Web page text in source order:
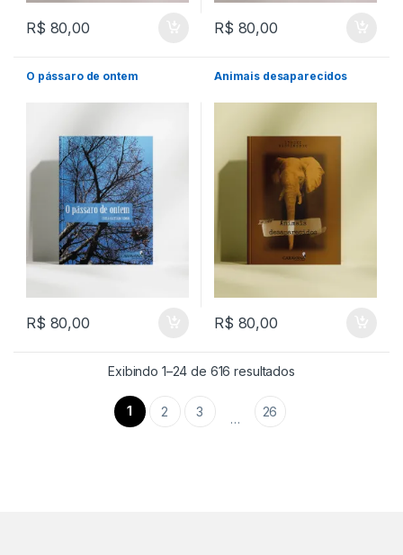
R$ 80,00 R$ 80,00
O pássaro de ontem
R$ 80,00
Animais desaparecidos
R$ 80,00
Exibindo 1–24 de 616 resultadosClassificado por
1 2 3 … 26